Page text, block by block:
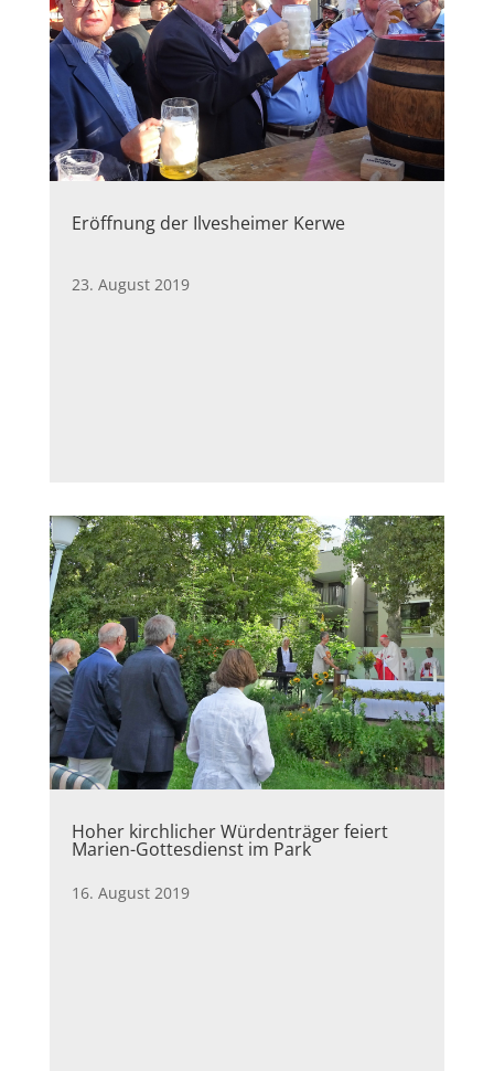
Eröffnung der Ilvesheimer Kerwe
23. August 2019
Hoher kirchlicher Würdenträger feiert
Marien-Gottesdienst im Park
16. August 2019